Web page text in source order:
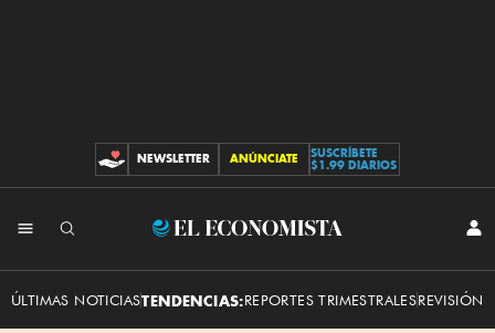
CONTRIBUCIONES
NEWSLETTER ANÚNCIATE
SUSCRÍBETE
$1.99 DIARIOS
El
ÚLTIMAS NOTICIASTENDENCIAS:REPORTES TRIMESTRALESREVISIÓN